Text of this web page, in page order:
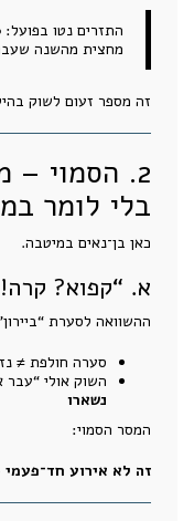
התזרים נטו בפועל:
מחצית מהשנה
זה מספר זעום לשוק
2. הסמוי
בלי לומר
כאן בן־נאים במיטבה.
א. “קפוא?
ההשוואה לסערת
סערה חולפת ≠
השוק אולי
נשארו
המסר הסמוי:
זה לא אירוע